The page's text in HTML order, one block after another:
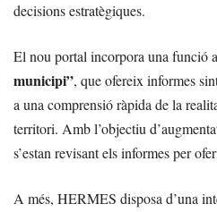
decisions estratègiques.
El nou portal incorpora una funció
municipi”, que ofereix informes
a una comprensió ràpida de la
territori. Amb l’objectiu
s’estan revisant els informes per
A més, HERMES disposa d’una